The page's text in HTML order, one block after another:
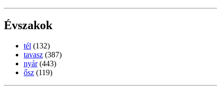
Évszakok
tél (132)
tavasz (387)
nyár (443)
ősz (119)